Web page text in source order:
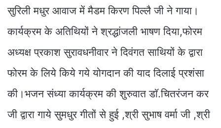
सुरिली मधुर आवाज में मैडम किरण पिल्लै जी ने गाया।
कार्यक्रम के अतिथियों ने श्रद्धांजली भाषण दिया,फोरम
अध्यक्ष प्रकाश सुरावधनीवार ने दिवंगत साथियों के द्वारा
फोरम के लिये किये गये योगदान की याद दिलाई प्रशंसा
की।भजन संध्या कार्यक्रम की शुरुवात डाॅ.चितरंजन कर
जी द्वारा गाये सुमधुर गीतों से हुई ,श्री सुभाष वर्मा जी ,श्री